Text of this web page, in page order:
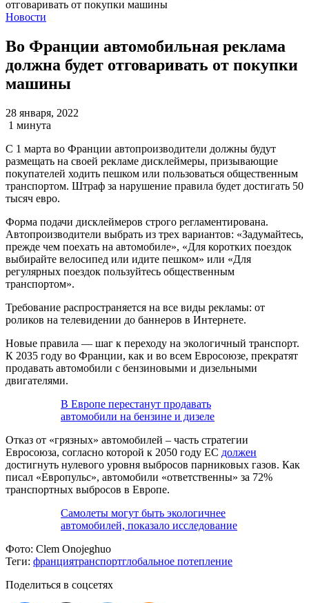
Новости
Во Франции автомобильная реклама
должна будет отговаривать от покупки
машины
28 января, 2022
1 минута
С 1 марта во Франции автопроизводители должны будут
размещать на своей рекламе дисклеймеры, призывающие
покупателей ходить пешком или пользоваться общественным
транспортом. Штраф за нарушение правила будет достигать 50
тысяч евро.
Форма подачи дисклеймеров строго регламентирована.
Автопроизводители выбрать из трех вариантов: «Задумайтесь,
прежде чем поехать на автомобиле», «Для коротких поездок
выбирайте велосипед или идите пешком» или «Для
регулярных поездок пользуйтесь общественным
транспортом».
Требование распространяется на все виды рекламы: от
роликов на телевидении до баннеров в Интернете.
Новые правила — шаг к переходу на экологичный транспорт.
К 2035 году во Франции, как и во всем Евросоюзе, прекратят
продавать автомобили с бензиновыми и дизельными
двигателями.
В Европе перестанут продавать
автомобили на бензине и дизеле
Отказ от «грязных» автомобилей – часть стратегии
Евросоюза, согласно которой к 2050 году ЕС должен
достигнуть нулевого уровня выбросов парниковых газов. Как
писал «Европульс», автомобили «ответственны» за 72%
транспортных выбросов в Европе.
Самолеты могут быть экологичнее
автомобилей, показало исследование
Фото: Clem Onojeghuo
Теги: франциятранспортглобальное потепление
Поделиться в соцсетях